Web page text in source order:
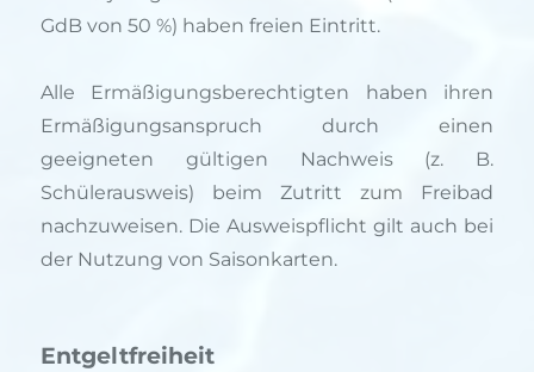
GdB von 50 %) haben freien Eintritt.
Alle Ermäßigungsberechtigten haben ihren
Ermäßigungsanspruch durch einen
geeigneten gültigen Nachweis (z. B.
Schülerausweis) beim Zutritt zum Freibad
nachzuweisen. Die Ausweispflicht gilt auch bei
der Nutzung von Saisonkarten.
Entgeltfreiheit